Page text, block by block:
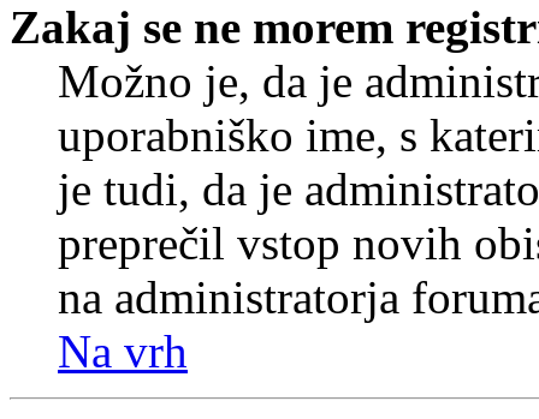
Zakaj se ne morem
Možno je, da je
uporabniško ime, s
je tudi, da je
preprečil vstop novih
na administratorja
Na vrh